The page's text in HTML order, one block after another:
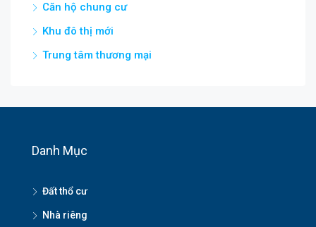
Căn hộ chung cư
Khu đô thị mới
Trung tâm thương mại
Danh Mục
Đất thổ cư
Nhà riêng